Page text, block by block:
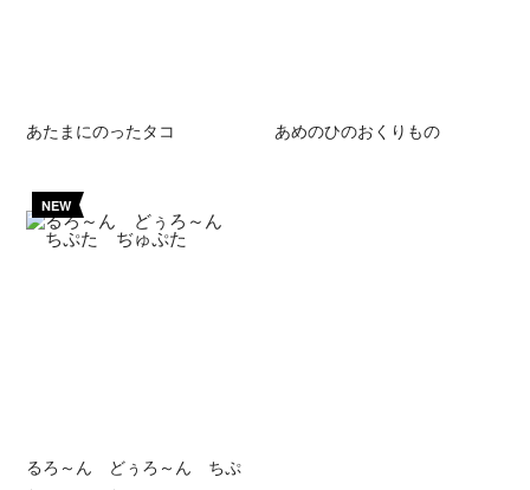
あたまにのったタコ あめのひのおくりもの
NEW
るろ～ん どぅろ～ん ちぷ